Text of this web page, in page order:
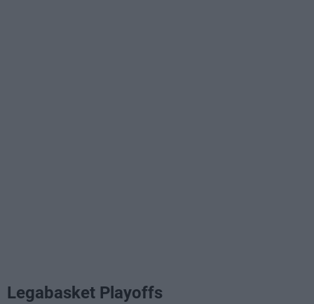
Legabasket Playoffs